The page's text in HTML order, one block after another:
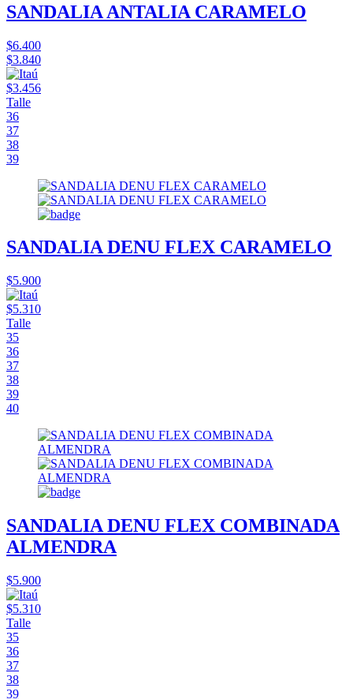
SANDALIA ANTALIA CARAMELO
$6.400
$3.840
$3.456
Talle
36
37
38
39
SANDALIA DENU FLEX CARAMELO
$5.900
$5.310
Talle
35
36
37
38
39
40
SANDALIA DENU FLEX COMBINADA
ALMENDRA
$5.900
$5.310
Talle
35
36
37
38
39